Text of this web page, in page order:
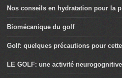
Nos conseils en hydratation pour la
Biomécanique du golf
Golf: quelques précautions pour
LE GOLF: une activité